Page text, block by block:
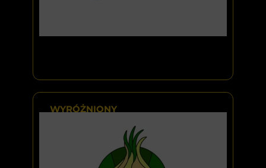
WYRÓŻNIONY